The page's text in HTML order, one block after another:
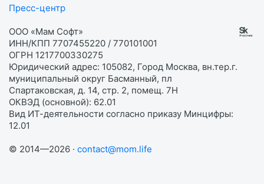
Пресс-центр
ООО «Мам Софт»
ИНН/КПП 7707455220 / 770101001
ОГРН 1217700330275
Юридический адрес: 105082, Город Москва, вн.тер.г.
муниципальный округ Басманный, пл
Спартаковская, д. 14, стр. 2, помещ. 7Н
ОКВЭД (основной): 62.01
Вид ИТ-деятельности согласно приказу Минцифры:
12.01
© 2014—2026 · contact@mom.life